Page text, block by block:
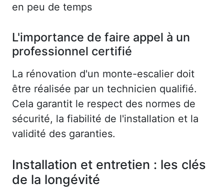
en peu de temps
L'importance de faire appel à un
professionnel certifié
La rénovation d'un monte-escalier doit
être réalisée par un technicien qualifié.
Cela garantit le respect des normes de
sécurité, la fiabilité de l'installation et la
validité des garanties.
Installation et entretien : les clés
de la longévité